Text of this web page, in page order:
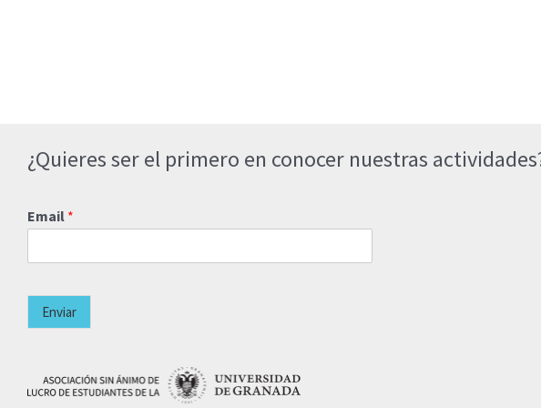
¿Quieres ser el primero en conocer nuestras
Email *
Enviar